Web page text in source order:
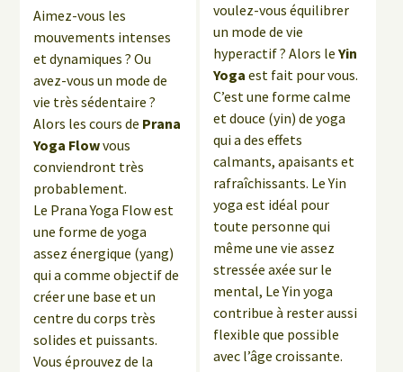
Aimez-vous les
mouvements intenses
et dynamiques ? Ou
avez-vous un mode de
vie très sédentaire ?
Alors les cours de Prana
Yoga Flowvous
conviendront très
probablement.
Le Prana Yoga Flow est
une forme de yoga
assez énergique (yang)
qui a comme objectif de
créer une base et un
centre du corps très
solides et puissants.
Vous éprouvez de la
voulez-vous équilibrer
un mode de vie
hyperactif ? Alors le Yin
Yoga est fait pour vous.
C’est une forme calme
et douce (yin) de yoga
qui a des effets
calmants, apaisants et
rafraîchissants. Le Yin
yoga est idéal pour
toute personne qui
même une vie assez
stressée axée sur le
mental, Le Yin yoga
contribue à rester aussi
flexible que possible
avec l’âge croissante.